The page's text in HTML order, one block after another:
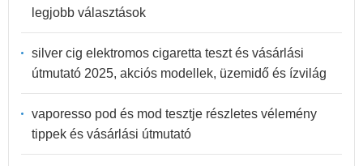
legjobb választások
silver cig elektromos cigaretta teszt és vásárlási
útmutató 2025, akciós modellek, üzemidő és ízvilág
vaporesso pod és mod tesztje részletes vélemény
tippek és vásárlási útmutató